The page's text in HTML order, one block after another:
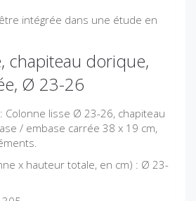
intégrée dans une étude en
chapiteau dorique,
Ø 23-26
Colonne lisse Ø 23-26, chapiteau
/ embase carrée 38 x 19 cm,
x hauteur totale, en cm) : Ø 23-